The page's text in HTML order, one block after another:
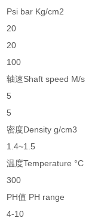
Psi bar Kg/cm2
20
20
100
轴速Shaft speed M/s
5
5
密度Density g/cm3
1.4~1.5
温度Temperature °C
300
PH值 PH range
4-10